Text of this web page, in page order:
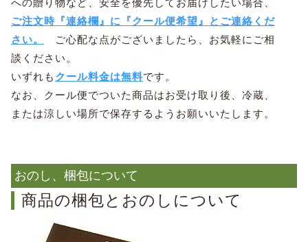
への贈り物など、安全を優先してお届けしたい場合、
ご注文時『連絡欄』に『クール便希望』とご連絡くだ
さい。
ご心配な点がございましたら、お気軽にご相
談ください。
いずれも クール料金は無料です。
なお、クール便でついた商品はお受け取り後、冷蔵、
または涼しい場所で保存するようお願いいたします。
おのし、梱包について
商品の梱包とおのしについて